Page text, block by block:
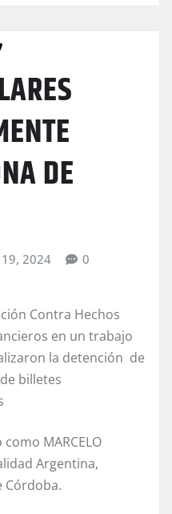
DE
19, 2024 0
Contra Hechos
en un trabajo
la detención de
billetes
MARCELO
Argentina,
Córdoba.